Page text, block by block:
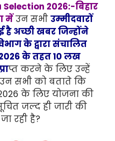
2026:-बिहार
मेंउन सभी उम्मीदवारों
अच्छी खबर जिन्होंने
के द्वारा संचालित
2026 के तहत 10 लख
प्त करने के लिए उन्हें
सभी को बताते कि
के लिए योजना की
जल्द ही जारी की
रही है?